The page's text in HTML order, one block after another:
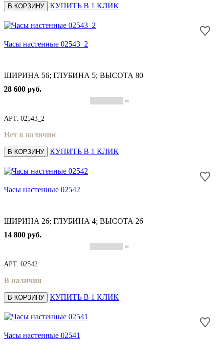
В КОРЗИНУ КУПИТЬ В 1 КЛИК
Часы настенные 02543_2
ШИРИНА 56; ГЛУБИНА 5; ВЫСОТА 80
28 600 руб.
(0)
АРТ. 02543_2
Нет в наличии
В КОРЗИНУ КУПИТЬ В 1 КЛИК
Часы настенные 02542
ШИРИНА 26; ГЛУБИНА 4; ВЫСОТА 26
14 800 руб.
(0)
АРТ. 02542
В наличии
В КОРЗИНУ КУПИТЬ В 1 КЛИК
Часы настенные 02541